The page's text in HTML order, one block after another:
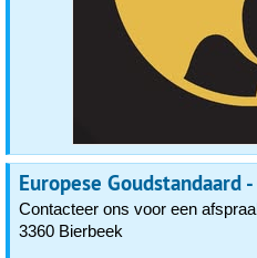
Europese Goudstandaard
Contacteer ons voor een
3360 Bierbeek